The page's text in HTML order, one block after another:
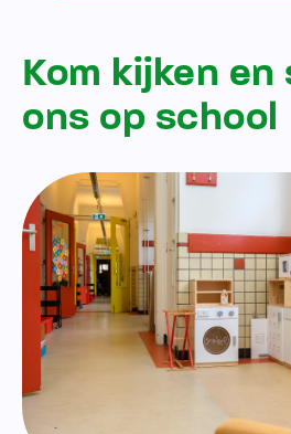
Kom kijken
ons op school